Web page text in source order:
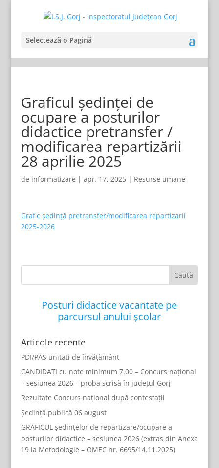
Selectează o Pagină
Graficul ședinței de
ocupare a posturilor
didactice pretransfer /
modificarea repartizării
28 aprilie 2025
de informatizare | apr. 17, 2025| Resurse umane
Grafic ședință pretransfer/modificarea repartizarii
2025-2026
Posturi didactice vacantate pe
parcursul anului școlar
Articole recente
PDI/PAS unitati de învățământ
CANDIDAȚI cu note minimum 7.00 – Concurs național
– sesiunea 2026 – proba scrisă în județul Gorj
Rezultate Concurs național după contestații
Ședință publică 06 august
GRAFICUL ședințelor de repartizare/ocupare a
posturilor didactice – sesiunea 2026 (extras din Anexa
19 la Metodologie – OMEC nr. 6695/14.11.2025)